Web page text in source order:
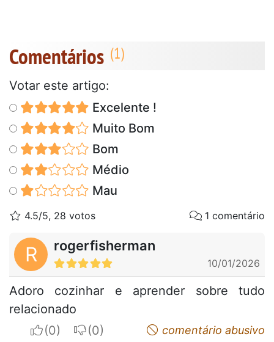
Comentários
Votar este artigo:
Excelente !
Muito Bom
Bom
Médio
Mau
4.5/5, 28 votos 1 comentário
R rogerfisherman
10/01/2026
Adoro cozinhar e aprender sobre tudo
relacionado
I apreciateI do not appreciatecomentário abusivo